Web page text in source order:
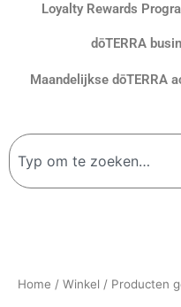
Loyalty Rewards
dōTERRA
Maandelijkse dōTERRA
Zoeken
Home / Winkel / Producten